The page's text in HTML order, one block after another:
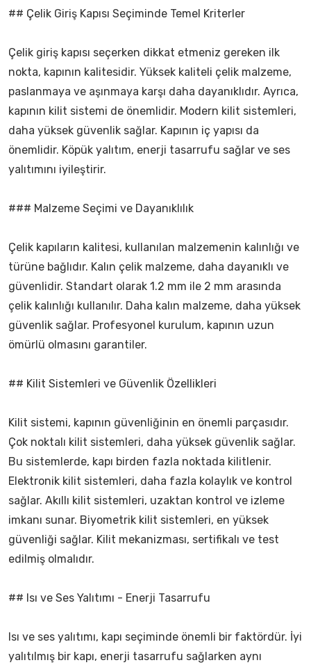
## Çelik Giriş Kapısı Seçiminde Temel Kriterler
Çelik giriş kapısı seçerken dikkat etmeniz gereken ilk
nokta, kapının kalitesidir. Yüksek kaliteli çelik malzeme,
paslanmaya ve aşınmaya karşı daha dayanıklıdır. Ayrıca,
kapının kilit sistemi de önemlidir. Modern kilit sistemleri,
daha yüksek güvenlik sağlar. Kapının iç yapısı da
önemlidir. Köpük yalıtım, enerji tasarrufu sağlar ve ses
yalıtımını iyileştirir.
### Malzeme Seçimi ve Dayanıklılık
Çelik kapıların kalitesi, kullanılan malzemenin kalınlığı ve
türüne bağlıdır. Kalın çelik malzeme, daha dayanıklı ve
güvenlidir. Standart olarak 1.2 mm ile 2 mm arasında
çelik kalınlığı kullanılır. Daha kalın malzeme, daha yüksek
güvenlik sağlar. Profesyonel kurulum, kapının uzun
ömürlü olmasını garantiler.
## Kilit Sistemleri ve Güvenlik Özellikleri
Kilit sistemi, kapının güvenliğinin en önemli parçasıdır.
Çok noktalı kilit sistemleri, daha yüksek güvenlik sağlar.
Bu sistemlerde, kapı birden fazla noktada kilitlenir.
Elektronik kilit sistemleri, daha fazla kolaylık ve kontrol
sağlar. Akıllı kilit sistemleri, uzaktan kontrol ve izleme
imkanı sunar. Biyometrik kilit sistemleri, en yüksek
güvenliği sağlar. Kilit mekanizması, sertifikalı ve test
edilmiş olmalıdır.
## Isı ve Ses Yalıtımı - Enerji Tasarrufu
Isı ve ses yalıtımı, kapı seçiminde önemli bir faktördür. İyi
yalıtılmış bir kapı, enerji tasarrufu sağlarken aynı